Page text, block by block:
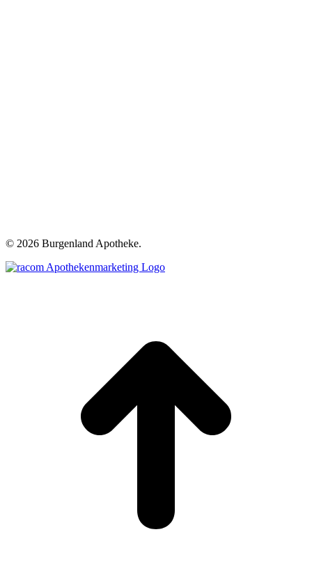
© 2026 Burgenland Apotheke.